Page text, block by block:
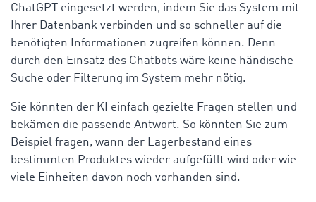
ChatGPT eingesetzt werden, indem Sie das System mit
Ihrer Datenbank verbinden und so schneller auf die
benötigten Informationen zugreifen können. Denn
durch den Einsatz des Chatbots wäre keine händische
Suche oder Filterung im System mehr nötig.
Sie könnten der KI einfach gezielte Fragen stellen und
bekämen die passende Antwort. So könnten Sie zum
Beispiel fragen, wann der Lagerbestand eines
bestimmten Produktes wieder aufgefüllt wird oder wie
viele Einheiten davon noch vorhanden sind.